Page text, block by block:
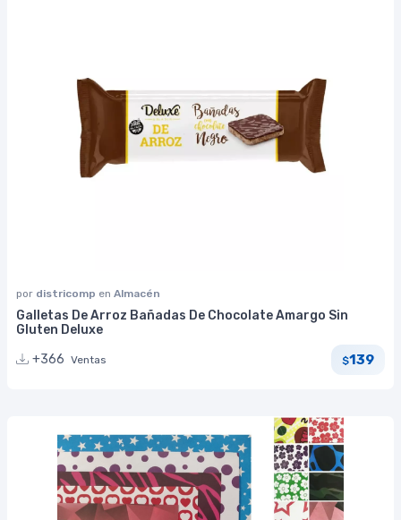
por districomp en Almacén
Galletas De Arroz Bañadas De Chocolate Amargo Sin
Gluten Deluxe
+366 Ventas $139